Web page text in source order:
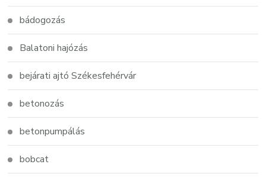
bádogozás
Balatoni hajózás
bejárati ajtó Székesfehérvár
betonozás
betonpumpálás
bobcat